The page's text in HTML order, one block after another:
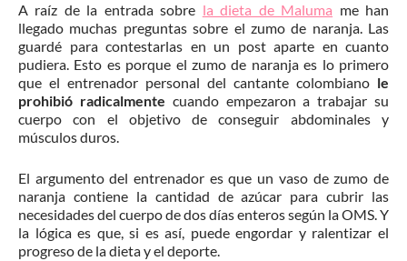
A raíz de la entrada sobre la dieta de Maluma me han
llegado muchas preguntas sobre el zumo de naranja. Las
guardé para contestarlas en un post aparte en cuanto
pudiera. Esto es porque el zumo de naranja es lo primero
que el entrenador personal del cantante colombiano le
prohibió radicalmente cuando empezaron a trabajar su
cuerpo con el objetivo de conseguir abdominales y
músculos duros.
El argumento del entrenador es que un vaso de zumo de
naranja contiene la cantidad de azúcar para cubrir las
necesidades del cuerpo de dos días enteros según la OMS. Y
la lógica es que, si es así, puede engordar y ralentizar el
progreso de la dieta y el deporte.